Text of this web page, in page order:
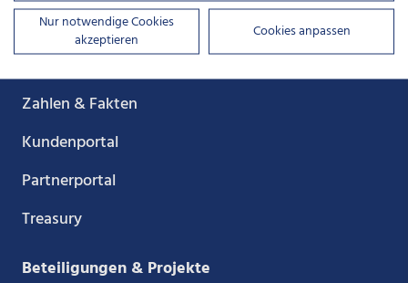
Ausschreibungen
Zahlen & Fakten
Kundenportal
Partnerportal
Treasury
Beteiligungen & Projekte
Nur notwendige Cookies
akzeptieren
Cookies anpassen